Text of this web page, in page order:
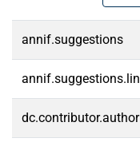
annif.suggestions
dc.contributor.author